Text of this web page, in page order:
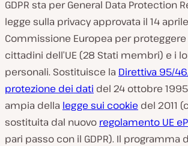
GDPR sta per General Data Protection
legge sulla privacy approvata il 14
Commissione Europea per
cittadini dell’UE (28 Stati membri) e i
personali. Sostituisce la Direttiva 95/
protezione dei dati del 24 ottobre
ampia della legge sui cookie del 2011
sostituita dal nuovo regolamento UE
pari passo con il GDPR). Il programma